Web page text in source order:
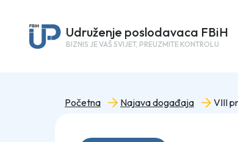
Udruženje poslodavaca FBiH
BIZNIS JE VAŠ SVIJET, PREUZMITE KONTROLU
Početna Najava događaja